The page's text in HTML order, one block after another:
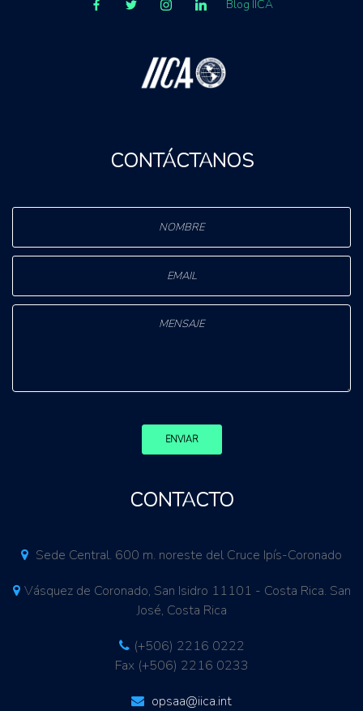
Blog IICA
CONTÁCTANOS
ENVIAR
CONTACTO
Sede Central. 600 m. noreste del Cruce Ipís-Coronado
Vásquez de Coronado, San Isidro 11101 - Costa Rica. San
José, Costa Rica
(+506) 2216 0222
Fax (+506) 2216 0233
opsaa@iica.int